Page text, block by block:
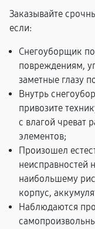
Заказывайте
если:
Снегоуборщик
повреждениям,
заметные глазу
Внутрь
привозите
с влагой чреват
элементов;
Произошел
неисправностей
наибольшему
корпус,
Наблюдаются